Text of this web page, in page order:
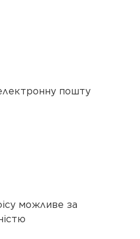
пошту
можливе за